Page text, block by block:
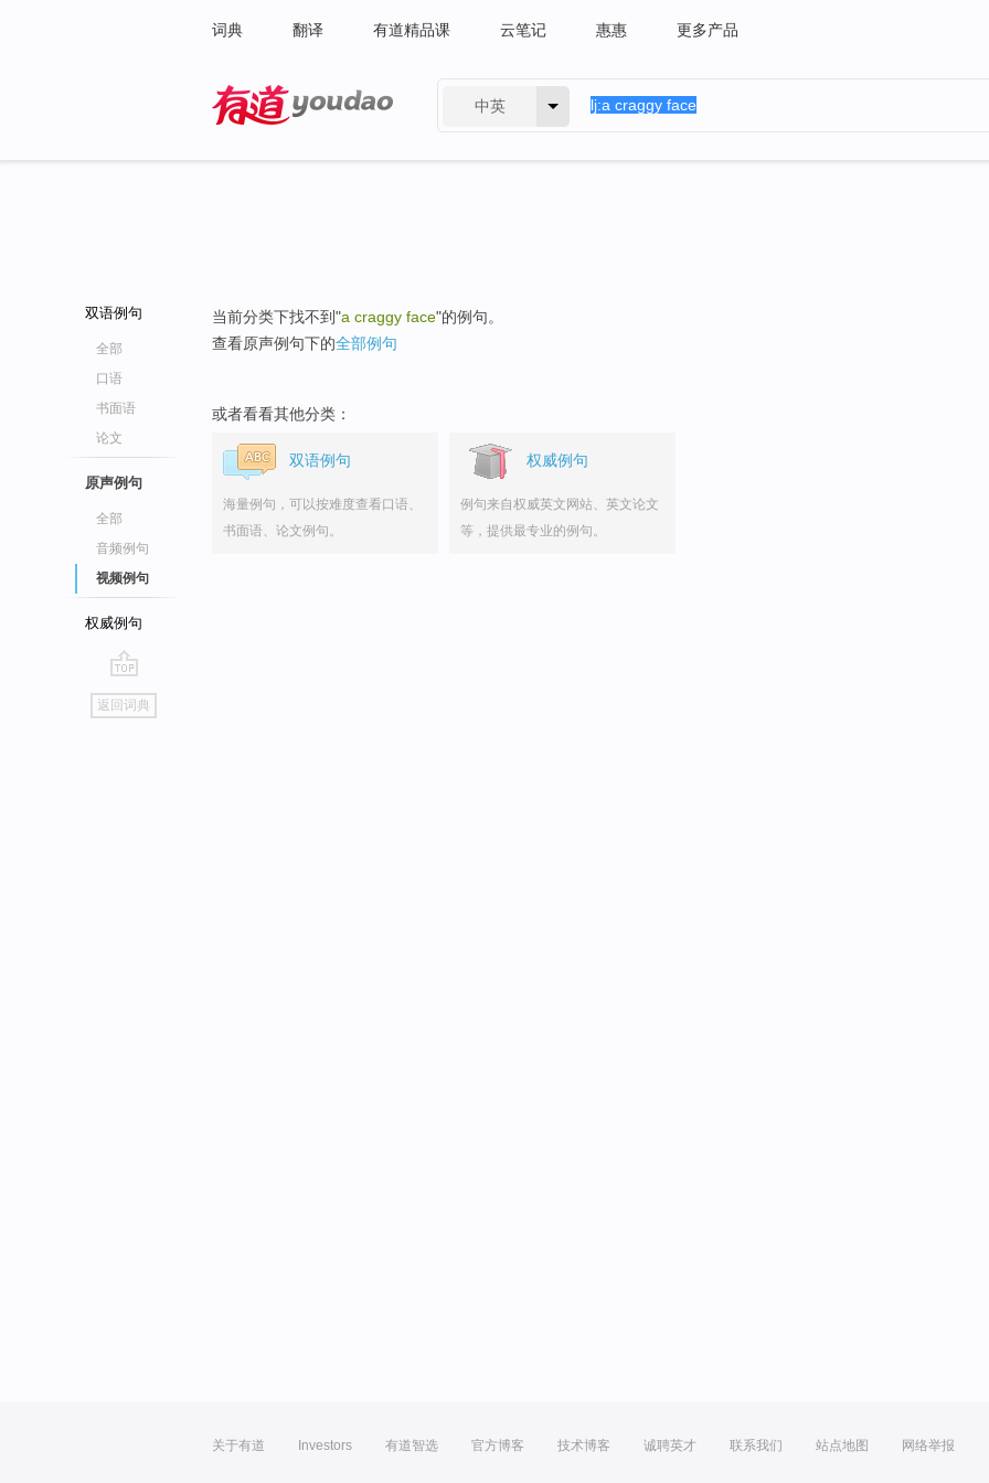
词典 翻译 有道精品课 云笔记 惠惠 更多产品
中英
双语例句
全部
口语
书面语
论文
原声例句
全部
音频例句
视频例句
权威例句
go
top
返回词典
当前分类下找不到"a craggy face"的例句。
查看原声例句下的全部例句
或者看看其他分类：
双语例句
海量例句，可以按难度查看口语、
书面语、论文例句。
权威例句
例句来自权威英文网站、英文论文
等，提供最专业的例句。
关于有道 Investors 有道智选 官方博客 技术博客 诚聘英才 联系我们 站点地图 网络举报